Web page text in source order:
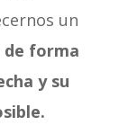
un
de forma
y su